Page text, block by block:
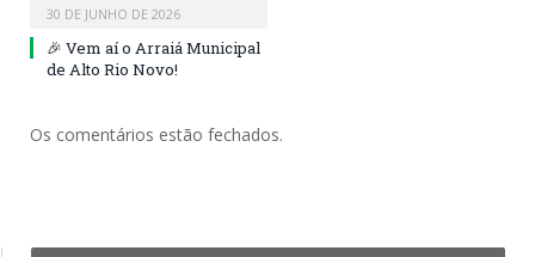
30 DE JUNHO DE 2026
🎉 Vem aí o Arraiá Municipal
de Alto Rio Novo!
Os comentários estão fechados.